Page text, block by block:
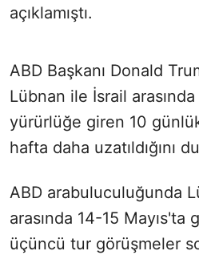
açıklamıştı.
ABD Başkanı Donald
Lübnan ile İsrail
yürürlüğe giren 10
hafta daha uzatıldığını
ABD arabuluculuğunda
arasında 14-15 Mayıs'ta
üçüncü tur görüşmeler